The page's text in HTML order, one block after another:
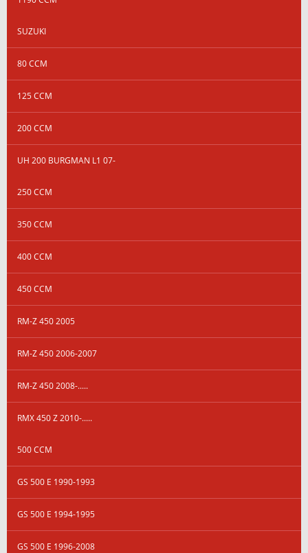
SUZUKI
80 CCM
125 CCM
200 CCM
UH 200 BURGMAN L1 07-
250 CCM
350 CCM
400 CCM
450 CCM
RM-Z 450 2005
RM-Z 450 2006-2007
RM-Z 450 2008-.....
RMX 450 Z 2010-.....
500 CCM
GS 500 E 1990-1993
GS 500 E 1994-1995
GS 500 E 1996-2008